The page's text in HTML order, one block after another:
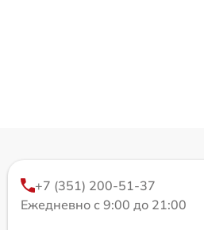
+7 (351) 200-51-37
Ежедневно с 9:00 до 21:00